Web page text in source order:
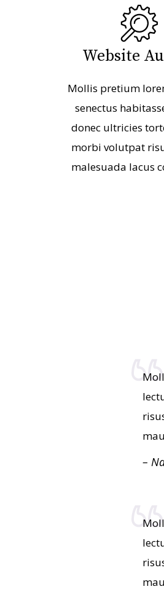
Website
Mollis pretium
senectus
donec ultricies
morbi volutpat
malesuada lacus
–